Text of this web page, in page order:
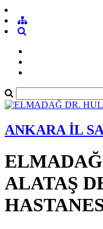
ANKARA İL
ALATAŞ